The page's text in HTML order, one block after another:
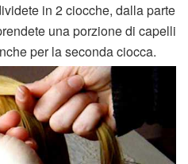
in 2 ciocche, dalla parte
una porzione di capelli
per la seconda ciocca.